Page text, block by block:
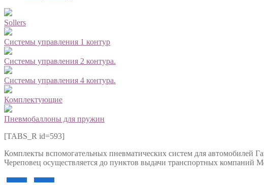
Sollers
Системы управления 1 контур
Системы управления 2 контура.
Системы управления 4 контура.
Комплектующие
Пневмобаллоны для пружин
[TABS_R id=593]
Комплекты вспомогательных пневматических систем для автомобилей
Череповец осуществляется до пунктов выдачи транспортных компаний